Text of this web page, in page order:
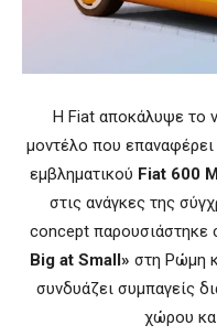
Η Fiat αποκάλυψε το
μοντέλο που
εμβληματικού Fiat 600
στις ανάγκες της
concept παρουσιάστηκε
Big at Small» στη Ρώμη
συνδυάζει συμπαγείς
χώρου